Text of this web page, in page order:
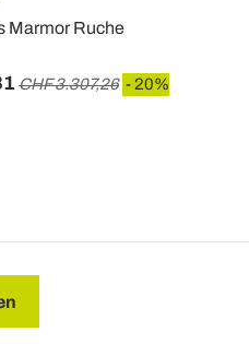
Marmor Ruche
CHF 3.307,26 - 20%